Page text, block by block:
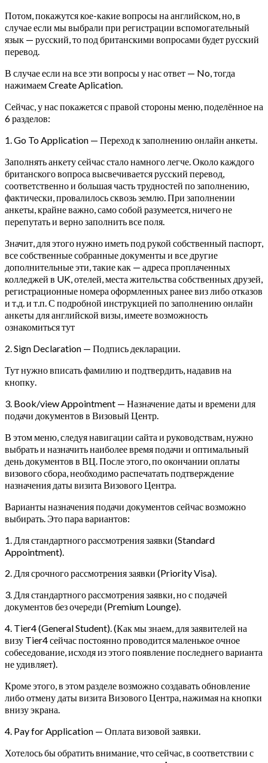
Потом, покажутся кое-какие вопросы на английском, но, в
случае если мы выбрали при регистрации вспомогательный
язык — русский, то под британскими вопросами будет русский
перевод.
В случае если на все эти вопросы у нас ответ — No, тогда
нажимаем Create Aplication.
Сейчас, у нас покажется с правой стороны меню, поделённое на
6 разделов:
1. Go To Application — Переход к заполнению онлайн анкеты.
Заполнять анкету сейчас стало намного легче. Около каждого
британского вопроса высвечивается русский перевод,
соответственно и большая часть трудностей по заполнению,
фактически, провалилось сквозь землю. При заполнении
анкеты, крайне важно, само собой разумеется, ничего не
перепутать и верно заполнить все поля.
Значит, для этого нужно иметь под рукой собственный паспорт,
все собственные собранные документы и все другие
дополнительные эти, такие как — адреса проплаченных
колледжей в UK, отелей, места жительства собственных друзей,
регистрационные номера оформленных ранее виз либо отказов
и т.д. и т.п. С подробной инструкцией по заполнению онлайн
анкеты для английской визы, имеете возможность
ознакомиться тут
2. Sign Declaration — Подпись декларации.
Тут нужно вписать фамилию и подтвердить, надавив на
кнопку.
3. Book/view Appointment — Назначение даты и времени для
подачи документов в Визовый Центр.
В этом меню, следуя навигации сайта и руководствам, нужно
выбрать и назначить наиболее время подачи и оптимальный
день документов в ВЦ. После этого, по окончании оплаты
визового сбора, необходимо распечатать подтверждение
назначения даты визита Визового Центра.
Варианты назначения подачи документов сейчас возможно
выбирать. Это пара вариантов:
1. Для стандартного рассмотрения заявки (Standard
Appointment).
2. Для срочного рассмотрения заявки (Priority Visa).
3. Для стандартного рассмотрения заявки, но с подачей
документов без очереди (Premium Lounge).
4. Tier4 (General Student). (Как мы знаем, для заявителей на
визу Tier4 сейчас постоянно проводится маленькое очное
собеседование, исходя из этого появление последнего варианта
не удивляет).
Кроме этого, в этом разделе возможно создавать обновление
либо отмену даты визита Визового Центра, нажимая на кнопки
внизу экрана.
4. Pay for Application — Оплата визовой заявки.
Хотелось бы обратить внимание, что сейчас, в соответствии с